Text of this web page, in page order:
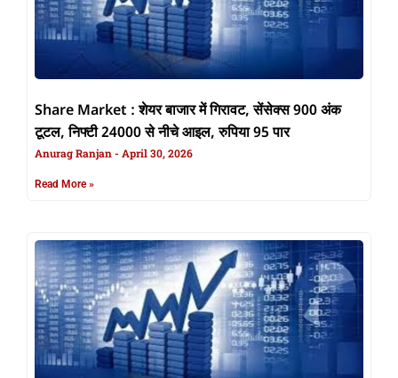
Share Market : शेयर बाजार में गिरावट, सेंसेक्स 900 अंक
टूटल, निफ्टी 24000 से नीचे आइल, रुपिया 95 पार
Anurag Ranjan April 30, 2026
Read More »